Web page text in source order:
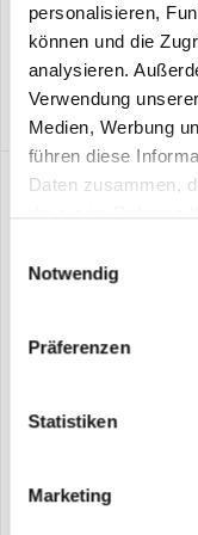
personalisieren,
können und die
analysieren.
Verwendung
Medien, Werbung
führen diese
Daten zusammen,
Notwendig
Präferenzen
Statistiken
Marketing
Switch Allgemein
Basic Switching RJ-
Anschlüsse 1